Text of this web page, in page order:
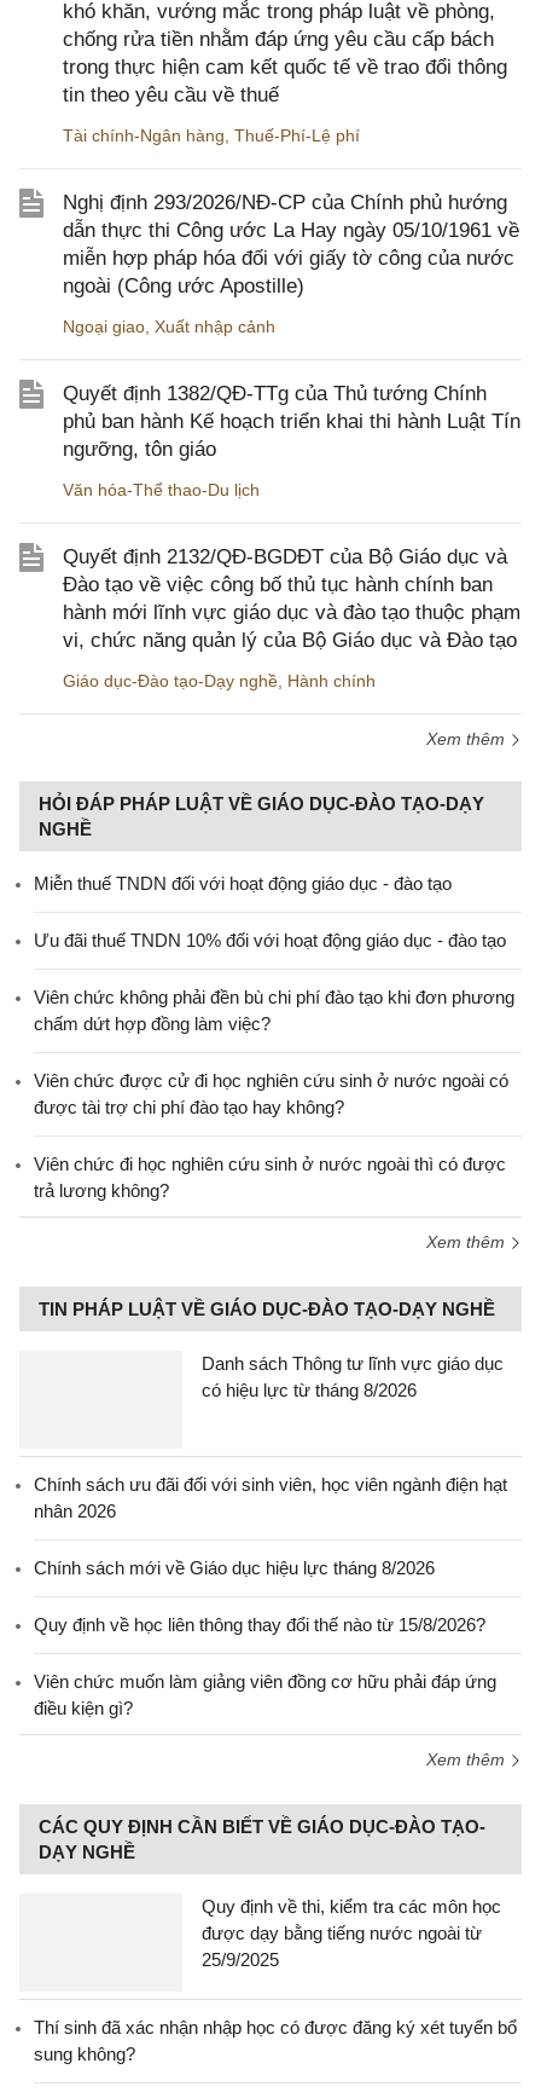
khó khăn, vướng mắc trong pháp luật về phòng,
chống rửa tiền nhằm đáp ứng yêu cầu cấp bách
trong thực hiện cam kết quốc tế về trao đổi thông
tin theo yêu cầu về thuế
Tài chính-Ngân hàng Thuế-Phí-Lệ phí
Nghị định 293/2026/NĐ-CP của Chính phủ hướng
dẫn thực thi Công ước La Hay ngày 05/10/1961 về
miễn hợp pháp hóa đối với giấy tờ công của nước
ngoài (Công ước Apostille)
Ngoại giao Xuất nhập cảnh
Quyết định 1382/QĐ-TTg của Thủ tướng Chính
phủ ban hành Kế hoạch triển khai thi hành Luật Tín
ngưỡng, tôn giáo
Văn hóa-Thể thao-Du lịch
Quyết định 2132/QĐ-BGDĐT của Bộ Giáo dục và
Đào tạo về việc công bố thủ tục hành chính ban
hành mới lĩnh vực giáo dục và đào tạo thuộc phạm
vi, chức năng quản lý của Bộ Giáo dục và Đào tạo
Giáo dục-Đào tạo-Dạy nghề Hành chính
Xem thêm
HỎI ĐÁP PHÁP LUẬT VỀ GIÁO DỤC-ĐÀO TẠO-DẠY
NGHỀ
Miễn thuế TNDN đối với hoạt động giáo dục - đào tạo
Ưu đãi thuế TNDN 10% đối với hoạt động giáo dục - đào tạo
Viên chức không phải đền bù chi phí đào tạo khi đơn phương
chấm dứt hợp đồng làm việc?
Viên chức được cử đi học nghiên cứu sinh ở nước ngoài có
được tài trợ chi phí đào tạo hay không?
Viên chức đi học nghiên cứu sinh ở nước ngoài thì có được
trả lương không?
Xem thêm
TIN PHÁP LUẬT VỀ GIÁO DỤC-ĐÀO TẠO-DẠY NGHỀ
Danh sách Thông tư lĩnh vực giáo dục
có hiệu lực từ tháng 8/2026
Chính sách ưu đãi đối với sinh viên, học viên ngành điện hạt
nhân 2026
Chính sách mới về Giáo dục hiệu lực tháng 8/2026
Quy định về học liên thông thay đổi thế nào từ 15/8/2026?
Viên chức muốn làm giảng viên đồng cơ hữu phải đáp ứng
điều kiện gì?
Xem thêm
CÁC QUY ĐỊNH CẦN BIẾT VỀ GIÁO DỤC-ĐÀO TẠO-
DẠY NGHỀ
Quy định về thi, kiểm tra các môn học
được dạy bằng tiếng nước ngoài từ
25/9/2025
Thí sinh đã xác nhận nhập học có được đăng ký xét tuyển bổ
sung không?